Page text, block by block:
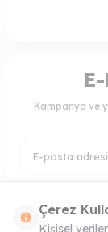
Kampanya ve
Çerez
Kişisel